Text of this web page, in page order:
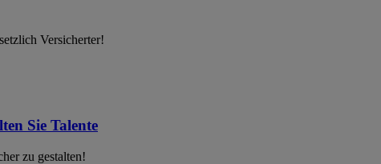
Versicherter!
Sie Talente
zu gestalten!